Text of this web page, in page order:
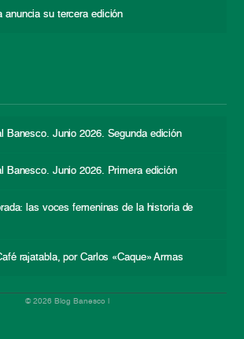
anuncia su tercera edición
Banesco. Junio 2026. Segunda edición
Banesco. Junio 2026. Primera edición
las voces femeninas de la historia de
rajatabla, por Carlos «Caque» Armas
© 2026 Blog Banesco |